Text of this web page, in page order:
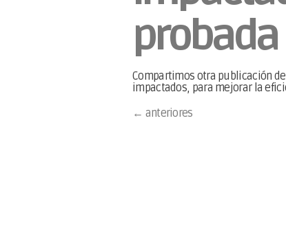
Compartimos otra publicación
impactados, para mejorar la
← anteriores